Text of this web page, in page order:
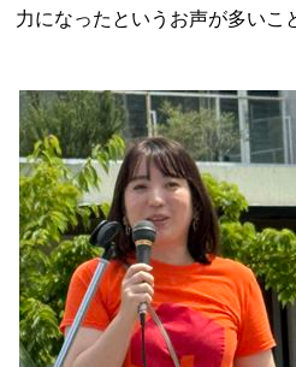
力になったというお声が多いこ